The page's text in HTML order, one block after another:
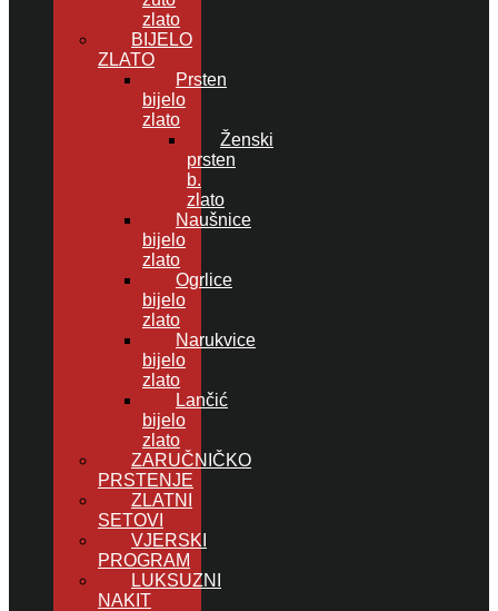
zlato
BIJELO
ZLATO
Prsten
bijelo
zlato
Ženski
prsten
b.
zlato
Naušnice
bijelo
zlato
Ogrlice
bijelo
zlato
Narukvice
bijelo
zlato
Lančić
bijelo
zlato
ZARUČNIČKO
PRSTENJE
ZLATNI
SETOVI
VJERSKI
PROGRAM
LUKSUZNI
NAKIT